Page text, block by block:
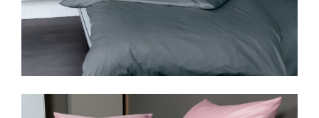
Ein weiteres Plus: Der Hersteller gewährt auf
dieses Möbelstück
Herstellergarantie. Dieses Versprechen
sicheres Gefühl beim Möbelkauf.